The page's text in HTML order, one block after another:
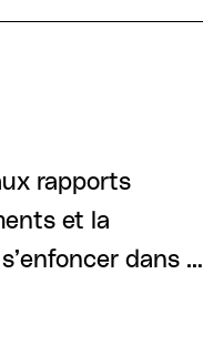
rapports
et la
dans …